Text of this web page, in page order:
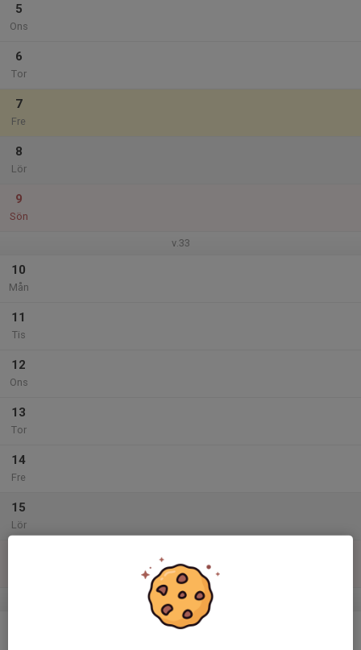
5
Ons
6
Tor
7
Fre
8
Lör
9
Sön
v.33
10
Mån
11
Tis
12
Ons
13
Tor
14
Fre
15
Lör
Hässelbycupen 2026
v.34